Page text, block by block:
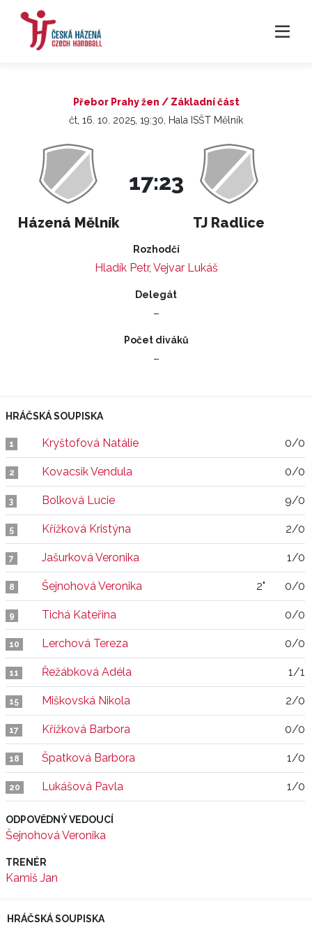
Přebor Prahy žen / Základní část
čt, 16. 10. 2025, 19:30, Hala ISŠT Mělník
Házená Mělník
17:23
TJ Radlice
Rozhodčí
Hladík Petr, Vejvar Lukáš
Delegát
–
Počet diváků
–
HRÁČSKÁ SOUPISKA
1 Kryštofová Natálie 0/0
2 Kovacsik Vendula 0/0
3 Bolková Lucie 9/0
5 Křížková Kristýna 2/0
7 Jašurková Veronika 1/0
8 Šejnohová Veronika 2" 0/0
9 Tichá Kateřina 0/0
10 Lerchová Tereza 0/0
11 Řežábková Adéla 1/1
15 Miškovská Nikola 2/0
17 Křížková Barbora 0/0
18 Špatková Barbora 1/0
20 Lukášová Pavla 1/0
ODPOVĚDNÝ VEDOUCÍ
Šejnohová Veronika
TRENÉR
Kamiš Jan
HRÁČSKÁ SOUPISKA